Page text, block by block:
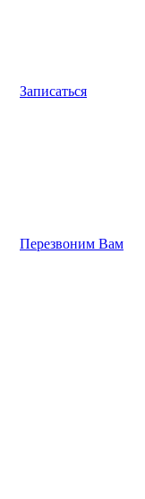
Записаться
Перезвоним Вам